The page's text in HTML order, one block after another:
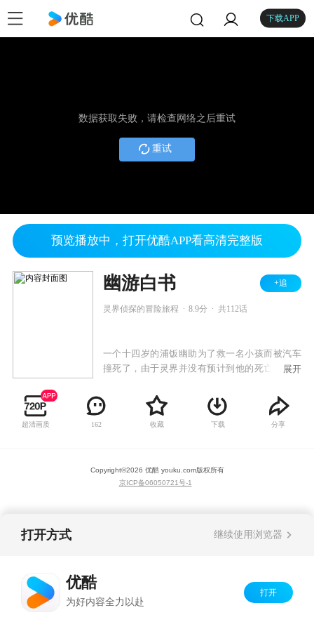
下载APP
数据获取失败，请检查网络之后重试
重试
预览播放中，打开优酷APP看高清完整版
幽游白书 +追
灵界侦探的冒险旅程 8.9分 共112话
一个十四岁的浦饭幽助为了救一名小孩而被汽车
撞死了，由于灵界并没有预计到他的死亡，并没
会。经过了灵界的考验，幽助终于重回自己的身
体，并成为灵界侦探。
展开
超清画质 162 收藏 下载 分享
Copyright©2026 优酷 youku.com版权所有
京ICP备06050721号-1
打开方式 继续使用浏览器
优酷
为好内容全力以赴
打开